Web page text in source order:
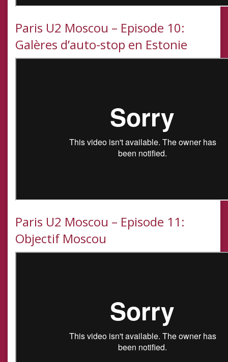
Paris U2 Moscou – Episode 10:
Galères d’auto-stop en Estonie
Paris U2 Moscou – Episode 11:
Objectif Moscou